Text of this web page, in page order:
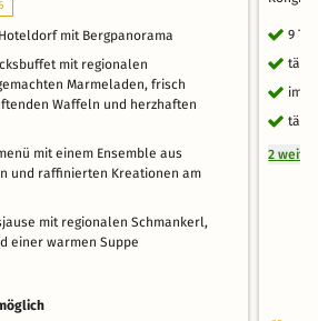
mit Bergpanorama
mit regionalen
Marmeladen, frisch
Waffeln und herzhaften
mit einem Ensemble aus
und raffinierten Kreationen am
mit regionalen Schmankerl,
einer warmen Suppe
9
im
2